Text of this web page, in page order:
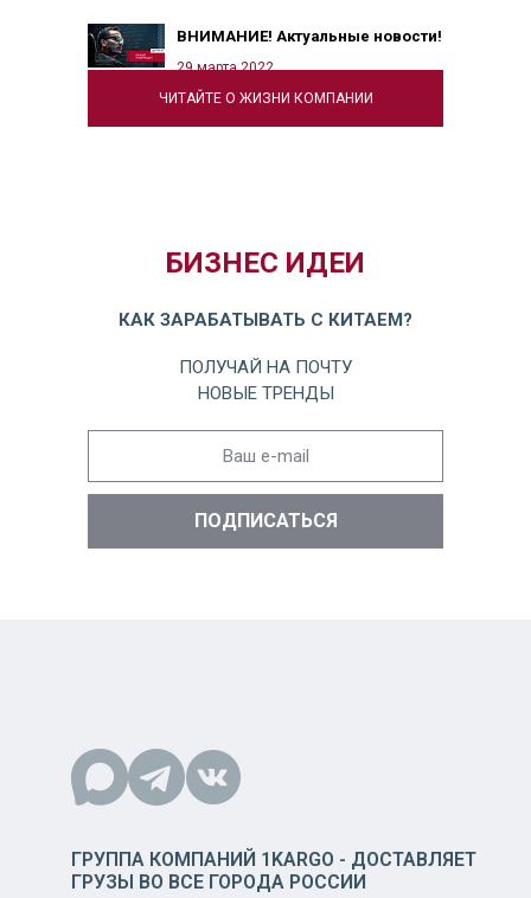
ЧИТАЙТЕ О ЖИЗНИ КОМПАНИИ
ВНИМАНИЕ! Актуальные новости!
29 марта 2022
БИЗНЕС ИДЕИ
КАК ЗАРАБАТЫВАТЬ С КИТАЕМ?
ПОЛУЧАЙ НА ПОЧТУ
НОВЫЕ ТРЕНДЫ
ГРУППА КОМПАНИЙ 1KARGO - ДОСТАВЛЯЕТ
ГРУЗЫ ВО ВСЕ ГОРОДА РОССИИ